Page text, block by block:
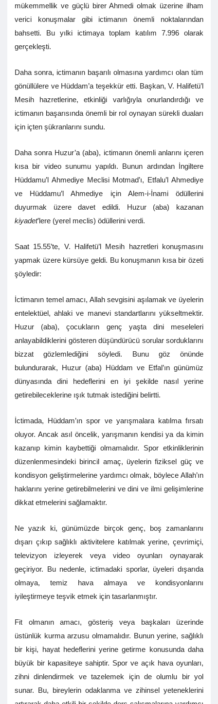
mükemmellik ve güçlü birer Ahmedi olmak üzerine ilham
verici konuşmalar gibi ictimanın önemli noktalarından
bahsetti. Bu yılki ictimaya toplam katılım 7.996 olarak
gerçekleşti.
Daha sonra, ictimanın başarılı olmasına yardımcı olan tüm
gönüllülere ve Hüddam’a teşekkür etti. Başkan, V. Halifetü’l
Mesih hazretlerine, etkinliği varlığıyla onurlandırdığı ve
ictimanın başarısında önemli bir rol oynayan sürekli duaları
için içten şükranlarını sundu.
Daha sonra Huzur’a (aba), ictimanın önemli anlarını içeren
kısa bir video sunumu yapıldı. Bunun ardından İngiltere
Hüddamu’l Ahmediye Meclisi Motmad’ı, Etfalu’l Ahmediye
ve Hüddamu’l Ahmediye için Alem-i-İnami ödüllerini
duyurmak üzere davet edildi. Huzur (aba) kazanan
kiyadet’lere (yerel meclis) ödüllerini verdi.
Saat 15.55’te, V. Halifetü’l Mesih hazretleri konuşmasını
yapmak üzere kürsüye geldi. Bu konuşmanın kısa bir özeti
şöyledir:
İctimanın temel amacı, Allah sevgisini aşılamak ve üyelerin
entelektüel, ahlaki ve manevi standartlarını yükseltmektir.
Huzur (aba), çocukların genç yaşta dini meseleleri
anlayabildiklerini gösteren düşündürücü sorular sorduklarını
bizzat gözlemlediğini söyledi. Bunu göz önünde
bulundurarak, Huzur (aba) Hüddam ve Etfal’ın günümüz
dünyasında dini hedeflerini en iyi şekilde nasıl yerine
getirebileceklerine ışık tutmak istediğini belirtti.
İctimada, Hüddam’ın spor ve yarışmalara katılma fırsatı
oluyor. Ancak asıl öncelik, yarışmanın kendisi ya da kimin
kazanıp kimin kaybettiği olmamalıdır. Spor etkinliklerinin
düzenlenmesindeki birincil amaç, üyelerin fiziksel güç ve
kondisyon geliştirmelerine yardımcı olmak, böylece Allah’ın
haklarını yerine getirebilmelerini ve dini ve ilmi gelişimlerine
dikkat etmelerini sağlamaktır.
Ne yazık ki, günümüzde birçok genç, boş zamanlarını
dışarı çıkıp sağlıklı aktivitelere katılmak yerine, çevrimiçi,
televizyon izleyerek veya video oyunları oynayarak
geçiriyor. Bu nedenle, ictimadaki sporlar, üyeleri dışarıda
olmaya, temiz hava almaya ve kondisyonlarını
iyileştirmeye teşvik etmek için tasarlanmıştır.
Fit olmanın amacı, gösteriş veya başkaları üzerinde
üstünlük kurma arzusu olmamalıdır. Bunun yerine, sağlıklı
bir kişi, hayat hedeflerini yerine getirme konusunda daha
büyük bir kapasiteye sahiptir. Spor ve açık hava oyunları,
zihni dinlendirmek ve tazelemek için de olumlu bir yol
sunar. Bu, bireylerin odaklanma ve zihinsel yeteneklerini